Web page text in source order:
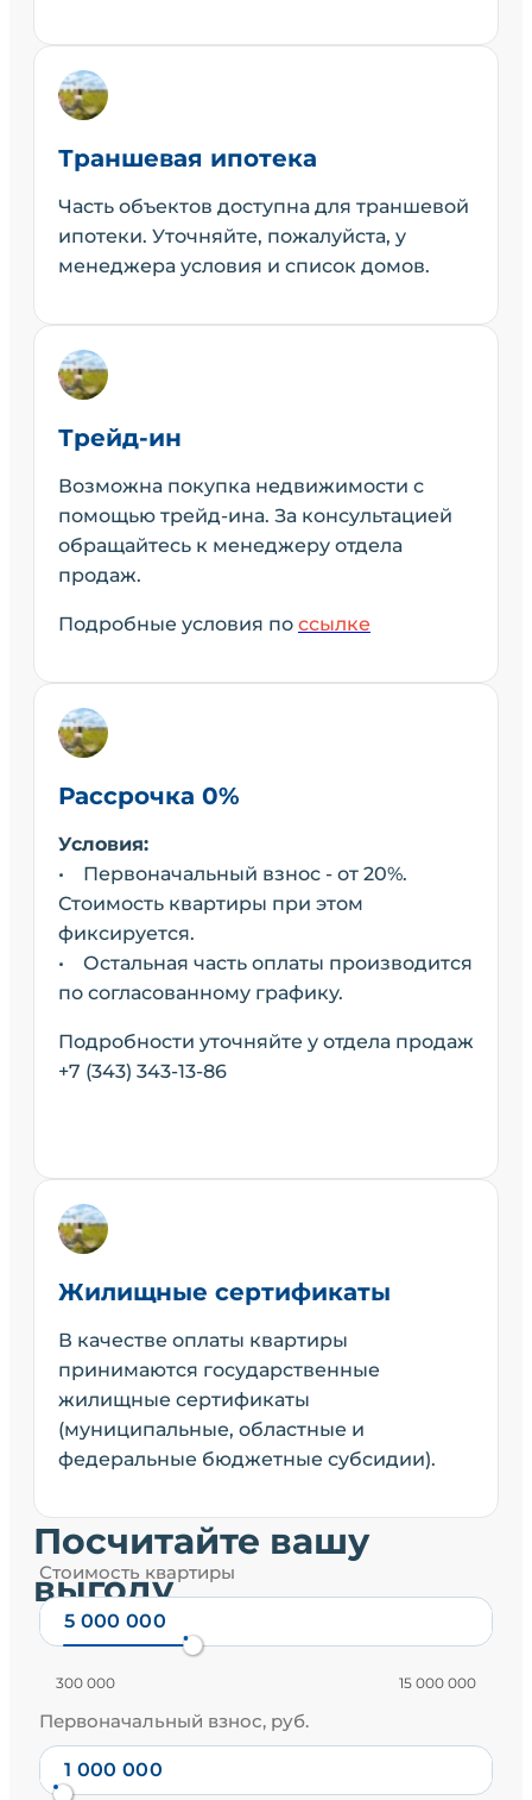
Траншевая ипотека
Часть объектов доступна для траншевой
ипотеки. Уточняйте, пожалуйста, у
менеджера условия и список домов.
Трейд-ин
Возможна покупка недвижимости с
помощью трейд-ина. За консультацией
обращайтесь к менеджеру отдела
продаж.
Подробные условия по ссылке
Рассрочка 0%
Условия:
• Первоначальный взнос - от 20%.
Стоимость квартиры при этом
фиксируется.
• Остальная часть оплаты производится
по согласованному графику.
Подробности уточняйте у отдела продаж
+7 (343) 343-13-86
Жилищные сертификаты
В качестве оплаты квартиры
принимаются государственные
жилищные сертификаты
(муниципальные, областные и
федеральные бюджетные субсидии).
Посчитайте вашу
выгоду
Стоимость квартиры
300 000 15 000 000
Первоначальный взнос, руб.